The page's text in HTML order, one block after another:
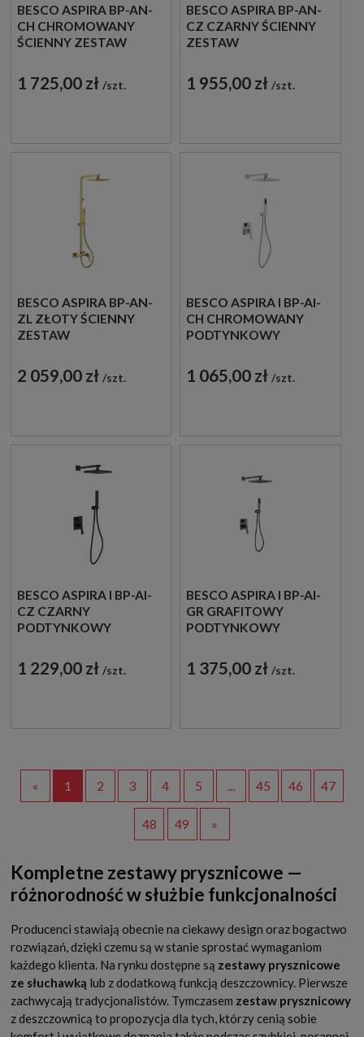
BESCO ASPIRA BP-AN-
CH CHROMOWANY
ŚCIENNY ZESTAW
1 725,00 zł szt.
BESCO ASPIRA BP-AN-
CZ CZARNY ŚCIENNY
ZESTAW
1 955,00 zł szt.
BESCO ASPIRA BP-AN-
ZL ZŁOTY ŚCIENNY
ZESTAW
2 059,00 zł szt.
BESCO ASPIRA I BP-AI-
CH CHROMOWANY
PODTYNKOWY
PRYSZNICOWY
1 065,00 zł szt.
BESCO ASPIRA I BP-AI-
CZ CZARNY
PODTYNKOWY
PRYSZNICOWY
1 229,00 zł szt.
BESCO ASPIRA I BP-AI-
GR GRAFITOWY
PODTYNKOWY
PRYSZNICOWY
1 375,00 zł szt.
« 1 2 3 4 5 ... 45 46 47
48 49 »
Kompletne zestawy prysznicowe —
różnorodność w służbie funkcjonalności
Producenci stawiają obecnie na ciekawy design oraz bogactwo
rozwiązań, dzięki czemu są w stanie sprostać wymaganiom
każdego klienta. Na rynku dostępne są zestawy prysznicowe
ze słuchawką lub z dodatkową funkcją deszczownicy. Pierwsze
zachwycają tradycjonalistów. Tymczasem zestaw prysznicowy
z deszczownicą to propozycja dla tych, którzy cenią sobie